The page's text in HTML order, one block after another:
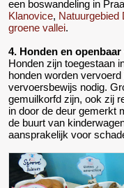
een boswandeling in
Klanovice, Natuurgebied
groene vallei.
4. Honden en
Honden zijn toegestaan
honden worden
vervoersbewijs nodig.
gemuilkorfd zijn, ook zij
in door de deur gemerkt
de buurt van
aansprakelijk voor